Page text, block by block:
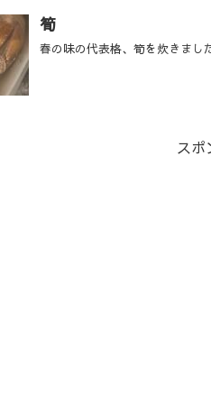
筍
春の味の代表格、筍を炊きまし
スポ